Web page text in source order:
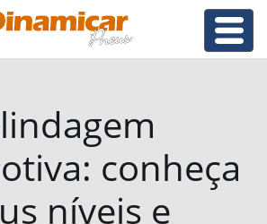
conheça
níveis e